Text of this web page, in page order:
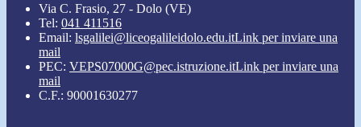
Via C. Frasio, 27 - Dolo (VE)
Tel: 041 411516
Email: lsgalilei@liceogalileidolo.edu.itLink per inviare una
mail
PEC: VEPS07000G@pec.istruzione.itLink per inviare una
mail
C.F.: 90001630277